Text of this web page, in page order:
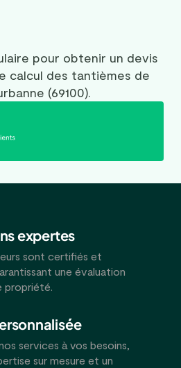
pour obtenir un devis
calcul des tantièmes de
(69100).
expertes
sont certifiés et
une évaluation
propriété.
services à vos besoins,
sur mesure et un